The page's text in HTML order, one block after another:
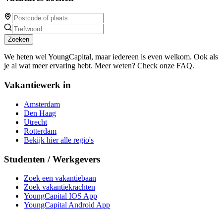
Zoeken
We heten wel YoungCapital, maar iedereen is even welkom. Ook als
je al wat meer ervaring hebt. Meer weten? Check onze FAQ.
Vakantiewerk in
Amsterdam
Den Haag
Utrecht
Rotterdam
Bekijk hier alle regio's
Studenten / Werkgevers
Zoek een vakantiebaan
Zoek vakantiekrachten
YoungCapital IOS App
YoungCapital Android App